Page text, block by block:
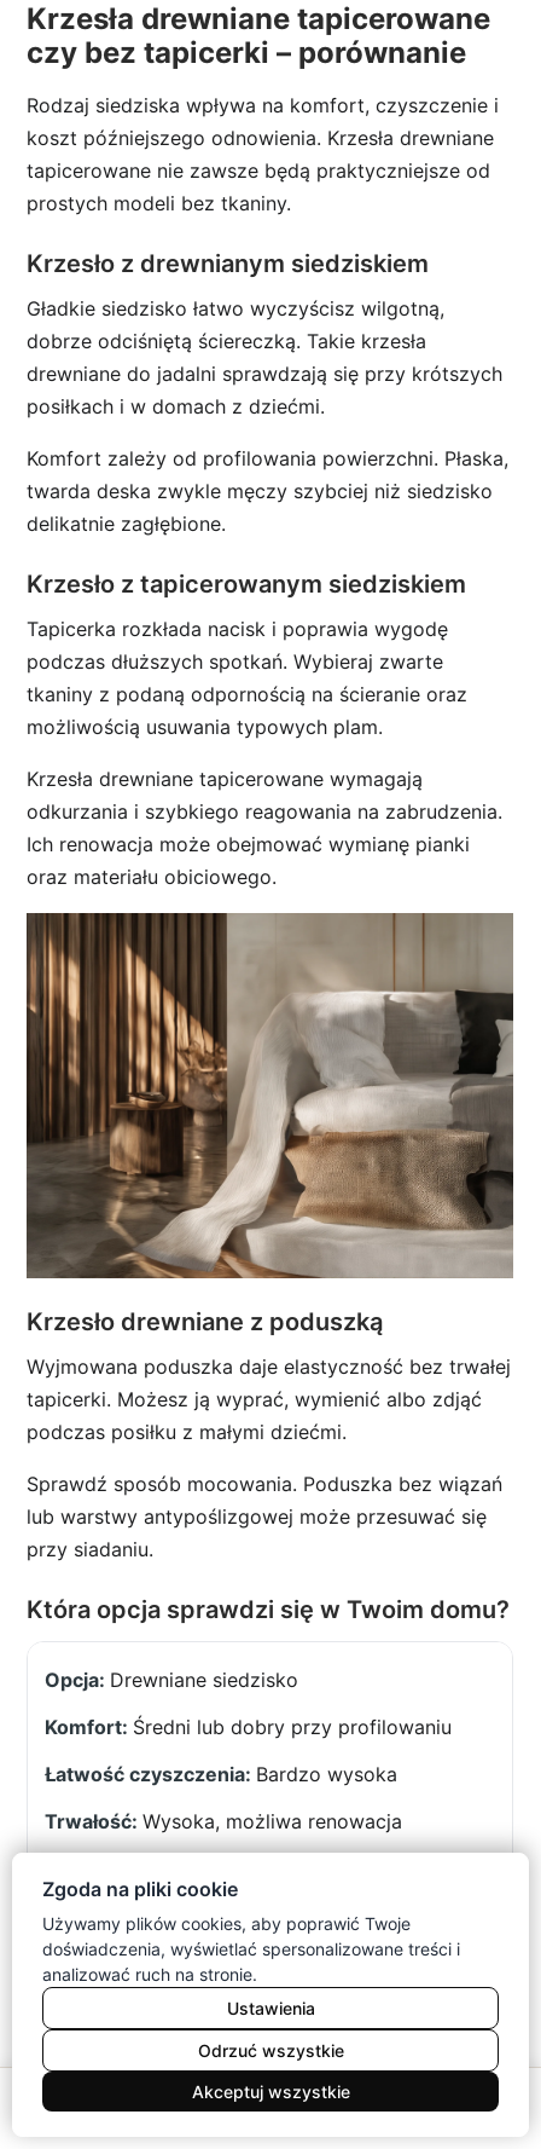
Krzesła drewniane tapicerowane
czy bez tapicerki – porównanie
Rodzaj siedziska wpływa na komfort, czyszczenie i
koszt późniejszego odnowienia. Krzesła drewniane
tapicerowane nie zawsze będą praktyczniejsze od
prostych modeli bez tkaniny.
Krzesło z drewnianym siedziskiem
Gładkie siedzisko łatwo wyczyścisz wilgotną,
dobrze odciśniętą ściereczką. Takie krzesła
drewniane do jadalni sprawdzają się przy krótszych
posiłkach i w domach z dziećmi.
Komfort zależy od profilowania powierzchni. Płaska,
twarda deska zwykle męczy szybciej niż siedzisko
delikatnie zagłębione.
Krzesło z tapicerowanym siedziskiem
Tapicerka rozkłada nacisk i poprawia wygodę
podczas dłuższych spotkań. Wybieraj zwarte
tkaniny z podaną odpornością na ścieranie oraz
możliwością usuwania typowych plam.
Krzesła drewniane tapicerowane wymagają
odkurzania i szybkiego reagowania na zabrudzenia.
Ich renowacja może obejmować wymianę pianki
oraz materiału obiciowego.
Krzesło drewniane z poduszką
Wyjmowana poduszka daje elastyczność bez trwałej
tapicerki. Możesz ją wyprać, wymienić albo zdjąć
podczas posiłku z małymi dziećmi.
Sprawdź sposób mocowania. Poduszka bez wiązań
lub warstwy antypoślizgowej może przesuwać się
przy siadaniu.
Która opcja sprawdzi się w Twoim domu?
Drewniane siedzisko
Średni lub dobry przy profilowaniu
Bardzo wysoka
Wysoka, możliwa renowacja
Siedzisko tapicerowane
Zależna od tkaniny
Wysoka przy wymiennym obiciu
Długie spotkania i codzienna praca
Zgoda na pliki cookie
Używamy plików cookies, aby poprawić Twoje
doświadczenia, wyświetlać spersonalizowane treści i
analizować ruch na stronie.
Ustawienia
Odrzuć wszystkie
Akceptuj wszystkie